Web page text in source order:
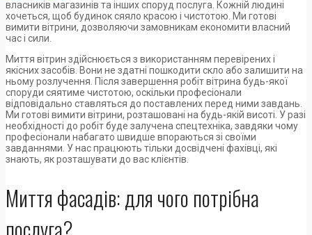
власників магазинів та інших споруд послуга. Кожній людині
хочеться, щоб будинок сяяло красою і чистотою. Ми готові
вимити вітрини, дозволяючи замовникам економити власний
час і сили.
Миття вітрин здійснюється з використанням перевірених і
якісних засобів. Вони не здатні пошкодити скло або залишити на
ньому розлучення. Після завершення робіт вітрина будь-якої
споруди сяятиме чистотою, оскільки професіонали
відповідально ставляться до поставлених перед ними завдань.
Ми готові вимити вітрини, розташовані на будь-якій висоті. У разі
необхідності до робіт буде залучена спецтехніка, завдяки чому
професіонали набагато швидше впораються зі своїми
завданнями. У нас працюють тільки досвідчені фахівці, які
знають, як розташувати до вас клієнтів.
Миття фасадів: для чого потрібна